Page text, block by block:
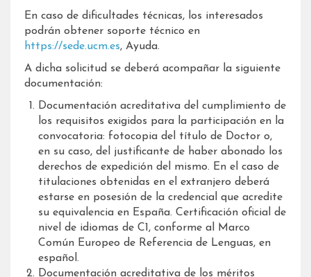
En caso de dificultades técnicas, los interesados
podrán obtener soporte técnico en
https://sede.ucm.es, Ayuda.
A dicha solicitud se deberá acompañar la siguiente
documentación:
Documentación acreditativa del cumplimiento de
los requisitos exigidos para la participación en la
convocatoria: fotocopia del título de Doctor o,
en su caso, del justificante de haber abonado los
derechos de expedición del mismo. En el caso de
titulaciones obtenidas en el extranjero deberá
estarse en posesión de la credencial que acredite
su equivalencia en España. Certificación oficial de
nivel de idiomas de C1, conforme al Marco
Común Europeo de Referencia de Lenguas, en
español.
Documentación acreditativa de los méritos